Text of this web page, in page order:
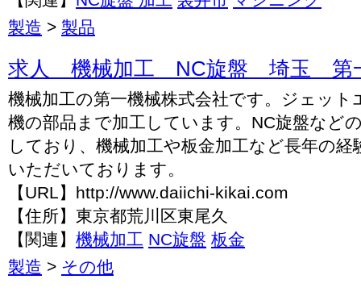
製造 > 製品
求人 機械加工 NC旋盤 埼玉 第
機械加工の第一機械株式会社です。ジェッ
機の部品まで加工しています。NC旋盤など
しており、機械加工や板金加工など長年の経
いただいております。
【URL】http://www.daiichi-kikai.com
【住所】東京都荒川区東尾久
【関連】 機械加工 NC旋盤 板金
製造 > その他